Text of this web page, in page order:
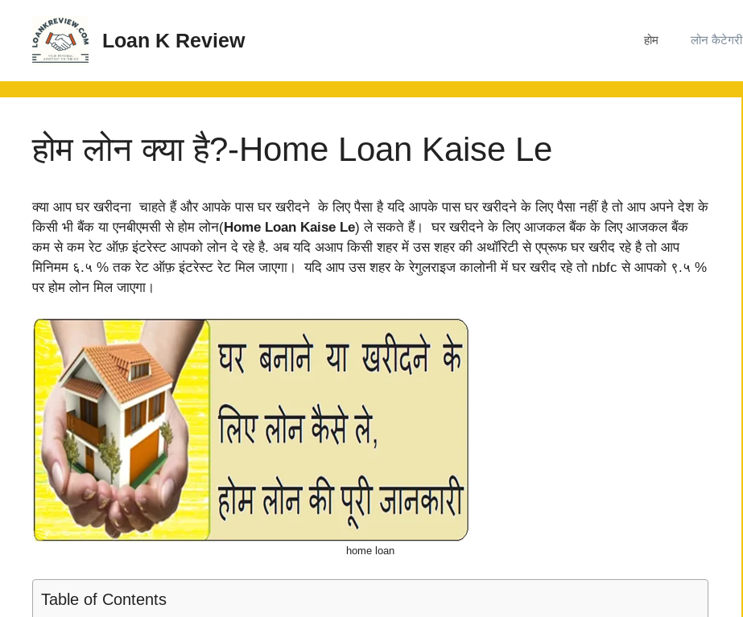
content
Loan K Review होम लोन कैटेगरी
होम लोन क्या है?-Home Loan Kaise Le
क्या आप घर खरीदना चाहते हैं और आपके पास घर खरीदने के लिए पैसा है यदि आपके पास घर खरीदने के लिए पैसा नहीं है तो आप अपने देश के
किसी भी बैंक या एनबीएमसी से होम लोन(Home Loan Kaise Le) ले सकते हैं। घर खरीदने के लिए आजकल बैंक के लिए आजकल बैंक
कम से कम रेट ऑफ़ इंटरेस्ट आपको लोन दे रहे है. अब यदि अआप किसी शहर में उस शहर की अथॉरिटी से एप्रूफ घर खरीद रहे है तो आप
मिनिमम ६.५ % तक रेट ऑफ़ इंटरेस्ट रेट मिल जाएगा। यदि आप उस शहर के रेगुलराइज कालोनी में घर खरीद रहे तो nbfc से आपको ९.५ %
पर होम लोन मिल जाएगा।
home loan
Table of Contents